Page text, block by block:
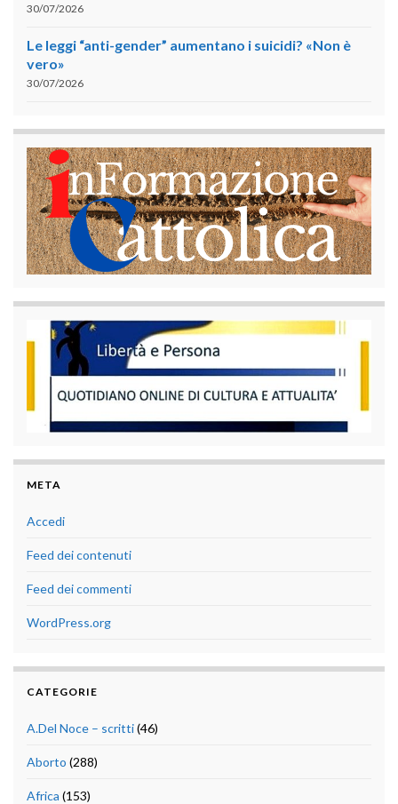
30/07/2026
Le leggi “anti-gender” aumentano i suicidi? «Non è
vero»
30/07/2026
META
Accedi
Feed dei contenuti
Feed dei commenti
WordPress.org
CATEGORIE
A.Del Noce – scritti(46)
Aborto (288)
Africa (153)